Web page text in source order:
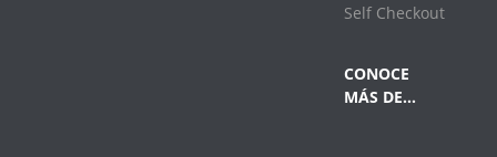
Self Checkout
CONOCE
MÁS DE…